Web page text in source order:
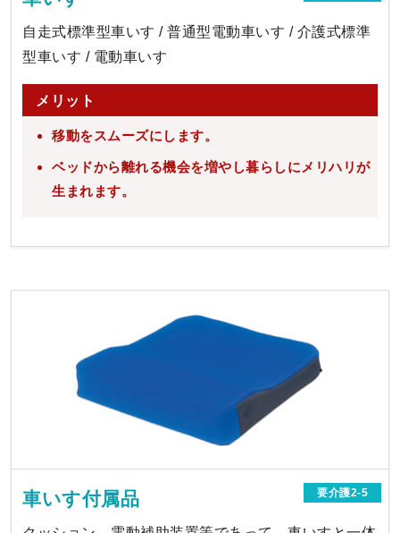
自走式標準型車いす / 普通型電動車いす / 介護式標準
型車いす / 電動車いす
メリット
移動をスムーズにします。
ベッドから離れる機会を増やし暮らしにメリハリが
生まれます。
車いす付属品 要介護2-5